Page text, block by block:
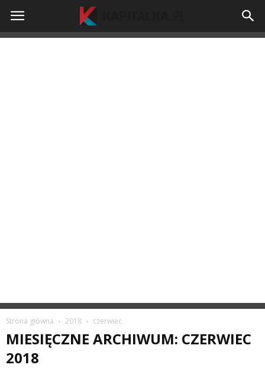
kapitalka.pl
Strona główna 2018 czerwiec
MIESIĘCZNE ARCHIWUM: CZERWIEC
2018